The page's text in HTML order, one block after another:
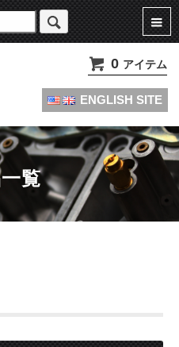
ーホールやセッティングパーツは
0 アイテム
ENGLISH SITE
覧